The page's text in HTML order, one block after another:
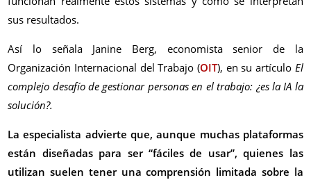
sus resultados.
Así lo señala Janine Berg, economista senior de la
Organización Internacional del Trabajo (OIT), en su artículo El
complejo desafío de gestionar personas en el trabajo: ¿es la IA la
solución?.
La especialista advierte que, aunque muchas plataformas
están diseñadas para ser “fáciles de usar”, quienes las
utilizan suelen tener una comprensión limitada sobre la